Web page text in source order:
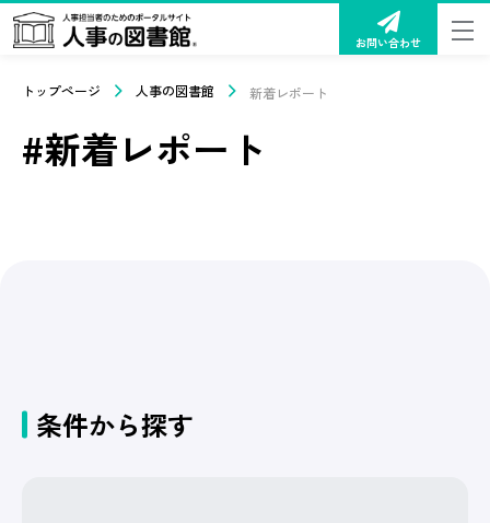
お問い合わせ
トップページ 人事の図書館 新着レポート
#新着レポート
条件から探す